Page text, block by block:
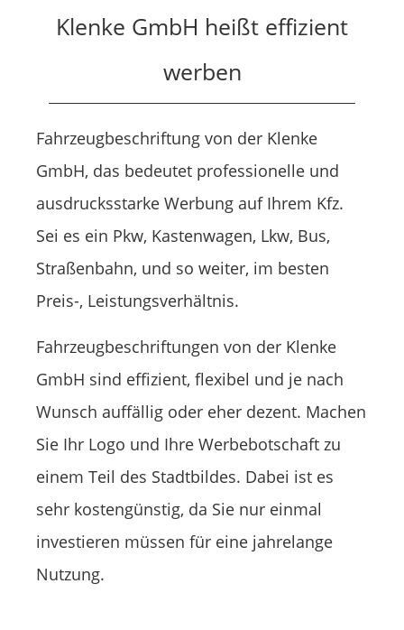
Klenke GmbH heißt effizient
werben
Fahrzeugbeschriftung von der Klenke
GmbH, das bedeutet professionelle und
ausdrucksstarke Werbung auf Ihrem Kfz.
Sei es ein Pkw, Kastenwagen, Lkw, Bus,
Straßenbahn, und so weiter, im besten
Preis-, Leistungsverhältnis.
Fahrzeugbeschriftungen von der Klenke
GmbH sind effizient, flexibel und je nach
Wunsch auffällig oder eher dezent. Machen
Sie Ihr Logo und Ihre Werbebotschaft zu
einem Teil des Stadtbildes. Dabei ist es
sehr kostengünstig, da Sie nur einmal
investieren müssen für eine jahrelange
Nutzung.